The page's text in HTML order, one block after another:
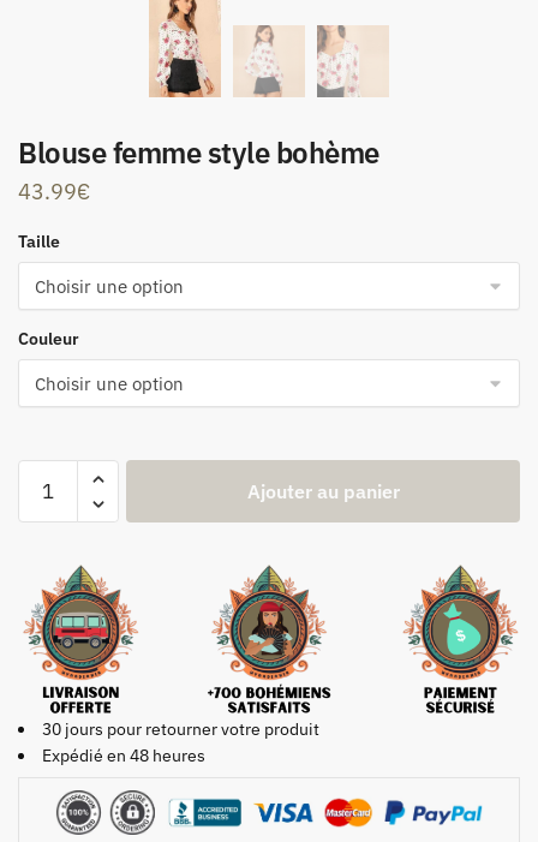
Blouse femme style bohème
43.99€
Taille
Couleur
Ajouter au panier
30 jours pour retourner votre produit
Expédié en 48 heures